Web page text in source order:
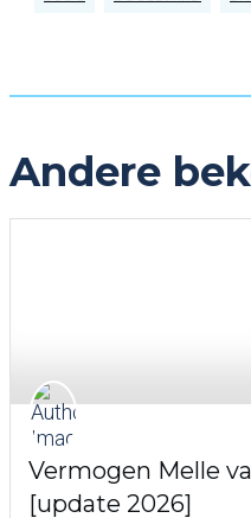
Andere
Vermogen Melle
[update 2026]